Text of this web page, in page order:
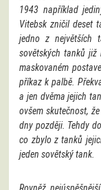
1943 například
Vitebsk zničil deset
jedno z největších
sovětských tanků
maskovaném
příkaz k palbě.
a jen dvěma jejich
ovšem skutečnost,
dny později. Tehdy
co zbylo z tanků
jeden sovětský tank.